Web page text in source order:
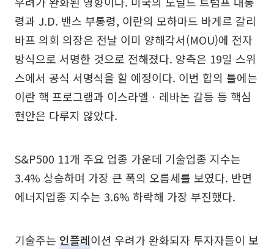
령과 J.D. 밴스 부통령, 이란의 모하마드 바게르 갈리
바프 의회 의장은 전날 이미 양해각서(MOU)에 전자
방식으로 서명한 것으로 전해졌다. 양측은 19일 스위
스에서 공식 서명식을 할 예정이다. 이번 합의 틀에는
이란 핵 프로그램과 이스라엘ㆍ레바논 갈등 등 핵심
현안은 다루지 않았다.
S&P500 11개 주요 업종 가운데 기술업종 지수는
3.4% 상승하며 가장 큰 폭의 오름세를 보였다. 반면
에너지업종 지수는 3.6% 하락해 가장 부진했다.
기술주는 인플레이션 우려가 완화되자 투자자들이 보